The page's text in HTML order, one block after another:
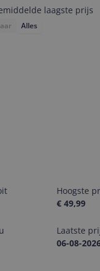
laagste prijs
Alles
Hoogste
€ 49,99
Laatste
06-08-